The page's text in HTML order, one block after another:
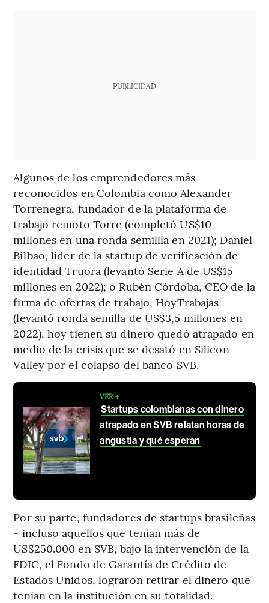
PUBLICIDAD
Algunos de los emprendedores más
reconocidos en Colombia como Alexander
Torrenegra, fundador de la plataforma de
trabajo remoto Torre (completó US$10
millones en una ronda semillla en 2021); Daniel
Bilbao, líder de la startup de verificación de
identidad Truora (levantó Serie A de US$15
millones en 2022); o Rubén Córdoba, CEO de la
firma de ofertas de trabajo, HoyTrabajas
(levantó ronda semilla de US$3,5 millones en
2022), hoy tienen su dinero quedó atrapado en
medio de la crisis que se desató en Silicon
Valley por el colapso del banco SVB.
VER +
Startups colombianas con dinero
atrapado en SVB relatan horas de
angustia y qué esperan
Por su parte, fundadores de startups brasileñas
- incluso aquellos que tenían más de
US$250.000 en SVB, bajo la intervención de la
FDIC, el Fondo de Garantía de Crédito de
Estados Unidos, lograron retirar el dinero que
tenían en la institución en su totalidad.